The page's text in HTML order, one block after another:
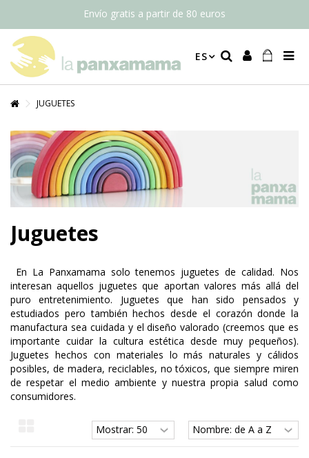
Envío gratis a partir de 80 euros
ES
JUGUETES
Juguetes
En La Panxamama solo tenemos juguetes de calidad. Nos
interesan aquellos juguetes que aportan valores más allá del
puro entretenimiento. Juguetes que han sido pensados y
estudiados pero también hechos desde el corazón donde la
manufactura sea cuidada y el diseño valorado (creemos que es
importante cuidar la cultura estética desde muy pequeños).
Juguetes hechos con materiales lo más naturales y cálidos
posibles, de madera, reciclables, no tóxicos, que siempre miren
de respetar el medio ambiente y nuestra propia salud como
consumidores.